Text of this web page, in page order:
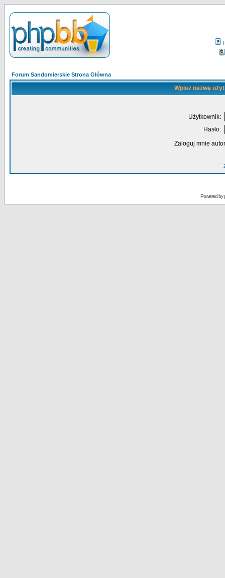
Forum Sandomierskie Strona Główna
Wpisz nazwę
Użytkownik:
Hasło:
Zaloguj mnie
Powered by